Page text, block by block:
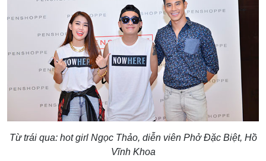
Từ trái qua: hot girl Ngọc Thảo, diễn viên Phở Đặc Biệt, Hồ
Vĩnh Khoa